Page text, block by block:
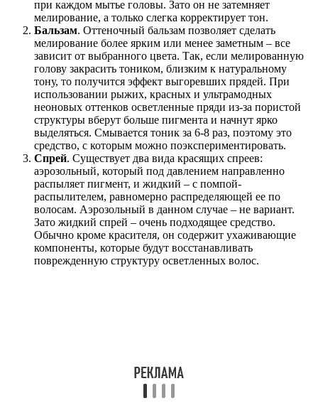
при каждом мытье головы. Зато он не затемняет
мелирование, а только слегка корректирует тон.
Бальзам. Оттеночный бальзам позволяет сделать
мелирование более ярким или менее заметным – все
зависит от выбранного цвета. Так, если мелированную
голову закрасить тоником, близким к натуральному
тону, то получится эффект выгоревших прядей. При
использовании рыжих, красных и ультрамодных
неоновых оттенков осветленные пряди из-за пористой
структуры вберут больше пигмента и начнут ярко
выделяться. Смывается тоник за 6-8 раз, поэтому это
средство, с которым можно поэкспериментировать.
Спрей. Существует два вида красящих спреев:
аэрозольный, который под давлением направленно
распыляет пигмент, и жидкий – с помпой-
распылителем, равномерно распределяющей ее по
волосам. Аэрозольный в данном случае – не вариант.
Зато жидкий спрей – очень подходящее средство.
Обычно кроме красителя, он содержит ухаживающие
компоненты, которые будут восстанавливать
поврежденную структуру осветленных волос.